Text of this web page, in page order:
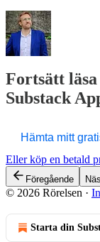
Fortsätt
Substack
Hämta mitt
Eller köp en betald
Föregående
© 2026 Rörelsen ·
Starta din